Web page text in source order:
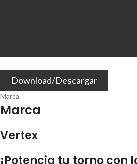
Download/Descargar
Marca
Marca
Vertex
¡Potencia tu torno con